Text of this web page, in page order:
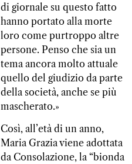
di giornale su questo fatto
hanno portato alla morte
loro come purtroppo altre
persone. Penso che sia un
tema ancora molto attuale
quello del giudizio da parte
della società, anche se più
mascherato.»
Così, all’età di un anno,
Maria Grazia viene adottata
da Consolazione, la “bionda